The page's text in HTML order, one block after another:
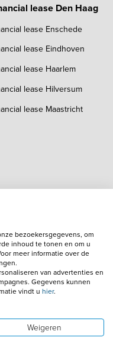
lease Den Haag
lease Enschede
lease Eindhoven
lease Haarlem
lease Hilversum
lease Maastricht
Disclaimer
bezoekersgegevens, om
inhoud te tonen en om u
meer informatie over de
van advertenties en
Gegevens kunnen
vindt u hier.
Weigeren